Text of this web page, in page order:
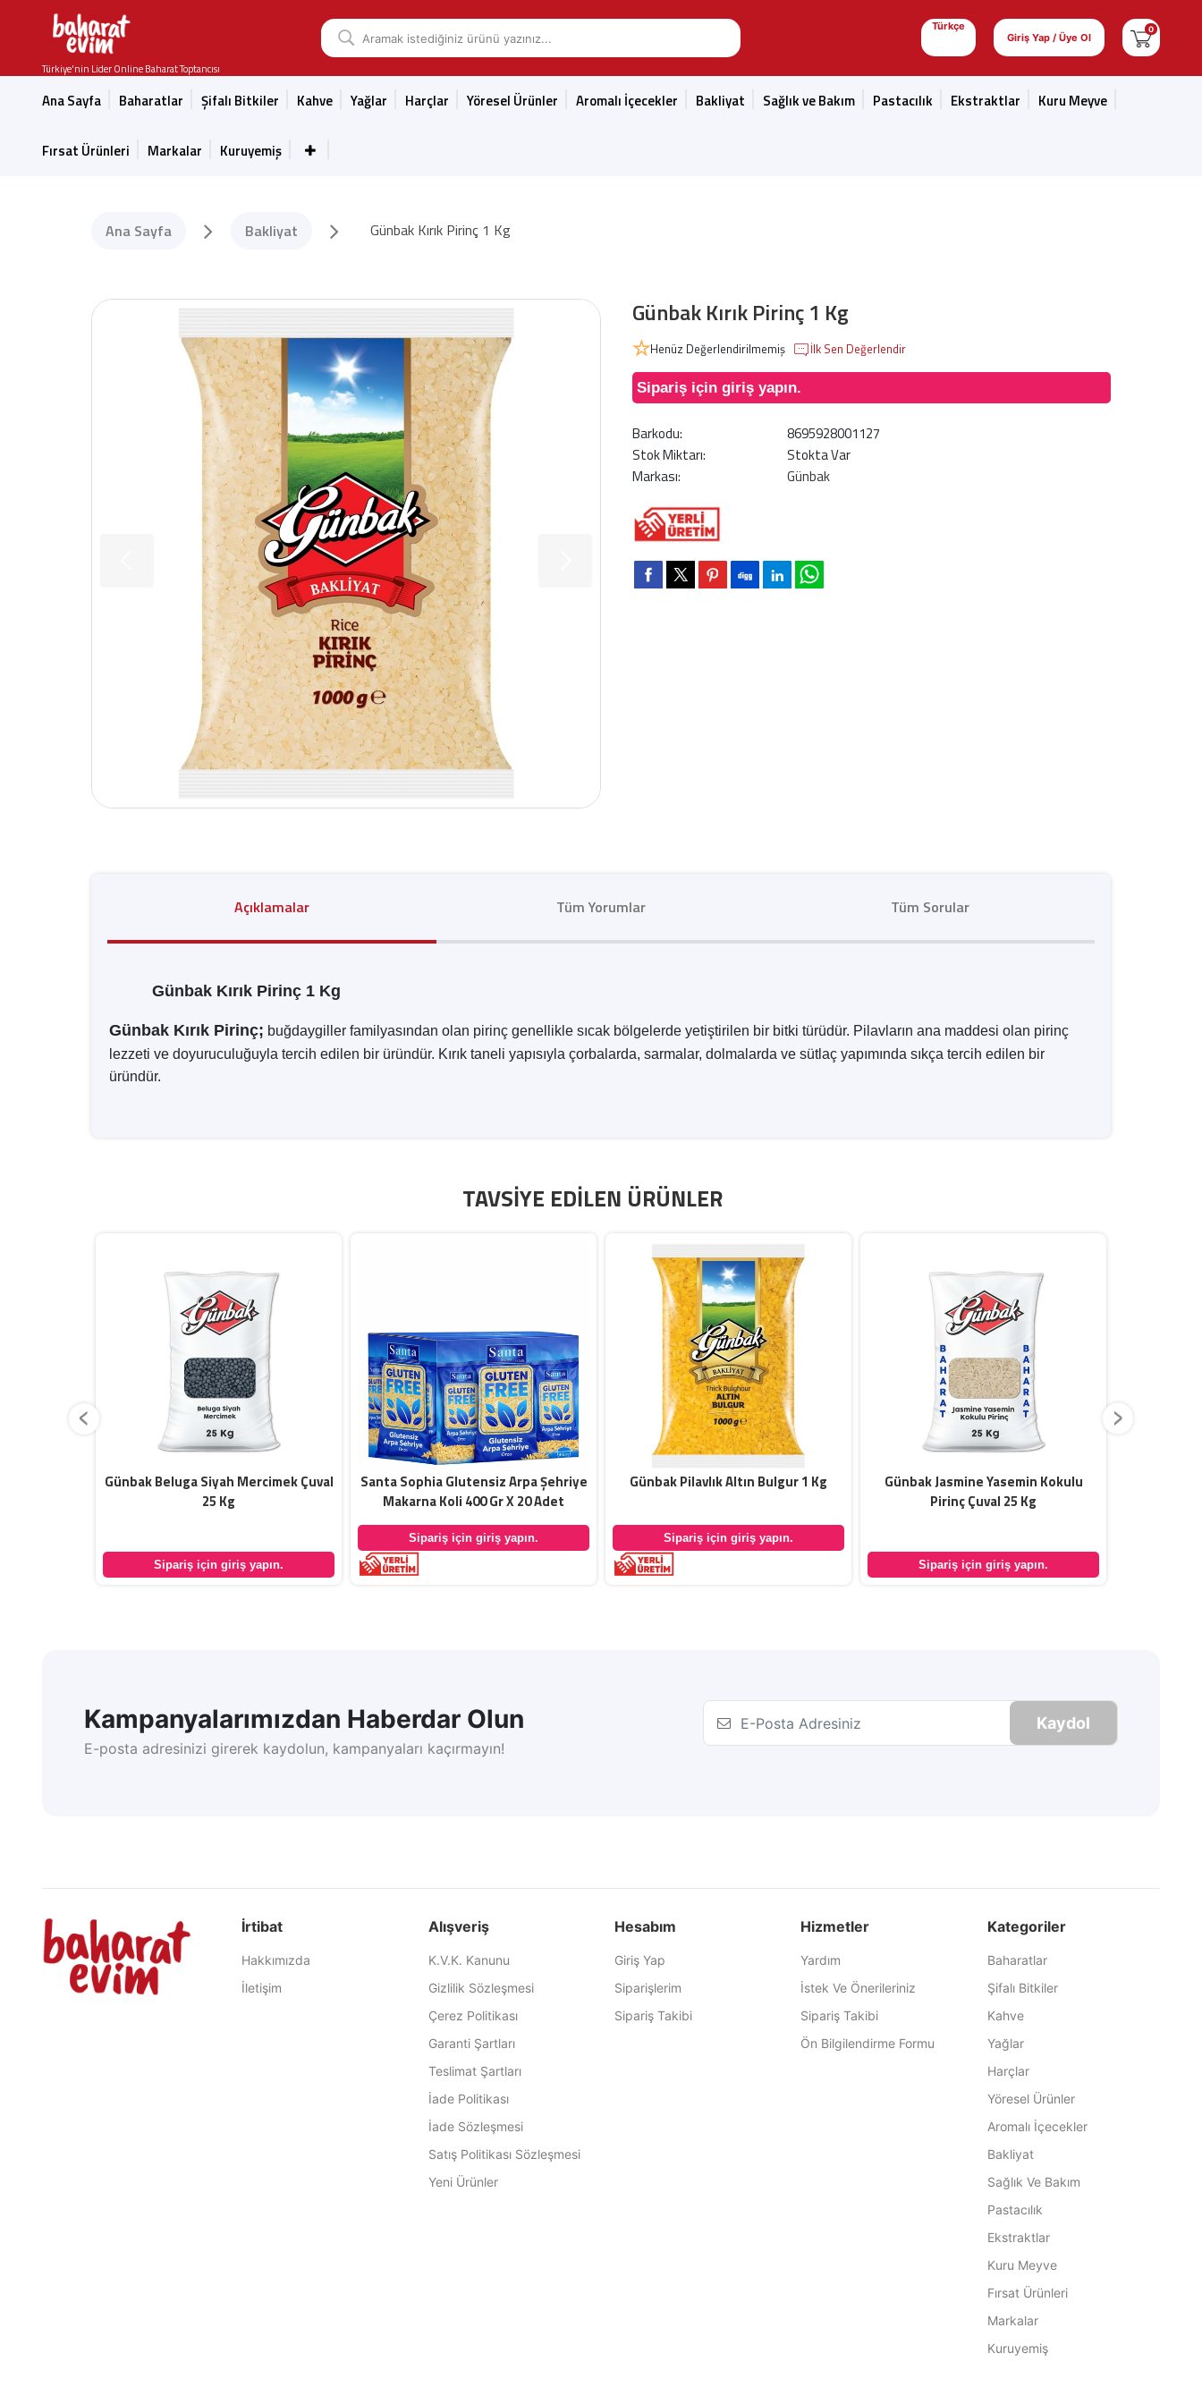
Türkiye'nin Lider Online Baharat Toptancısı
Türkçe
Giriş Yap / Üye Ol
0
Ana Sayfa Baharatlar Şifalı Bitkiler Kahve Yağlar Harçlar Yöresel Ürünler Aromalı İçecekler Bakliyat Sağlık ve Bakım Pastacılık Ekstraktlar Kuru Meyve
Fırsat Ürünleri Markalar Kuruyemiş
Ana Sayfa Bakliyat Günbak Kırık Pirinç 1 Kg
Günbak Kırık Pirinç 1 Kg
Henüz Değerlendirilmemiş İlk Sen Değerlendir
Sipariş için giriş yapın.
Barkodu:
8695928001127
Stok Miktarı:
Stokta Var
Markası:
Günbak
Açıklamalar Tüm Yorumlar Tüm Sorular
Günbak Kırık Pirinç 1 Kg
Günbak Kırık Pirinç; buğdaygiller familyasından olan pirinç genellikle sıcak bölgelerde yetiştirilen bir bitki türüdür. Pilavların ana maddesi olan pirinç
lezzeti ve doyuruculuğuyla tercih edilen bir üründür. Kırık taneli yapısıyla çorbalarda, sarmalar, dolmalarda ve sütlaç yapımında sıkça tercih edilen bir
üründür.
TAVSIYE EDILEN ÜRÜNLER
Günbak Beluga Siyah Mercimek Çuval
25 Kg
Sipariş için giriş yapın.
Santa Sophia Glutensiz Arpa Şehriye
Makarna Koli 400 Gr X 20 Adet
Sipariş için giriş yapın.
Günbak Pilavlık Altın Bulgur 1 Kg
Sipariş için giriş yapın.
Günbak Jasmine Yasemin Kokulu
Pirinç Çuval 25 Kg
Sipariş için giriş yapın.
‹ ›
Kampanyalarımızdan Haberdar Olun
E-posta adresinizi girerek kaydolun, kampanyaları kaçırmayın!
Kaydol
İrtibat
Hakkımızda
İletişim
Alışveriş
K.V.K. Kanunu
Gizlilik Sözleşmesi
Çerez Politikası
Garanti Şartları
Teslimat Şartları
İade Politikası
İade Sözleşmesi
Satış Politikası Sözleşmesi
Yeni Ürünler
Hesabım
Giriş Yap
Siparişlerim
Sipariş Takibi
Hizmetler
Yardım
İstek Ve Önerileriniz
Sipariş Takibi
Ön Bilgilendirme Formu
Kategoriler
Baharatlar
Şifalı Bitkiler
Kahve
Yağlar
Harçlar
Yöresel Ürünler
Aromalı İçecekler
Bakliyat
Sağlık Ve Bakım
Pastacılık
Ekstraktlar
Kuru Meyve
Fırsat Ürünleri
Markalar
Kuruyemiş